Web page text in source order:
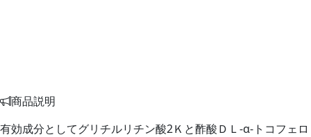
商品説明
有効成分としてグリチルリチン酸2Ｋと酢酸ＤＬ‐α‐トコフェロ